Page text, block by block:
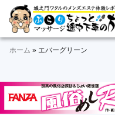
Skip
primary
Skip
main
Skip
primary
Skip
secondary
Skip
footer
ぶ
ら
マ
ッ
メ
ン
エ
体
験
レ
ホーム » エバーグリーン